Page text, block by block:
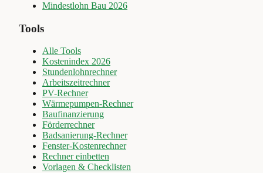
Mindestlohn Bau 2026
Tools
Alle Tools
Kostenindex 2026
Stundenlohnrechner
Arbeitszeitrechner
PV-Rechner
Wärmepumpen-Rechner
Baufinanzierung
Förderrechner
Badsanierung-Rechner
Fenster-Kostenrechner
Rechner einbetten
Vorlagen & Checklisten